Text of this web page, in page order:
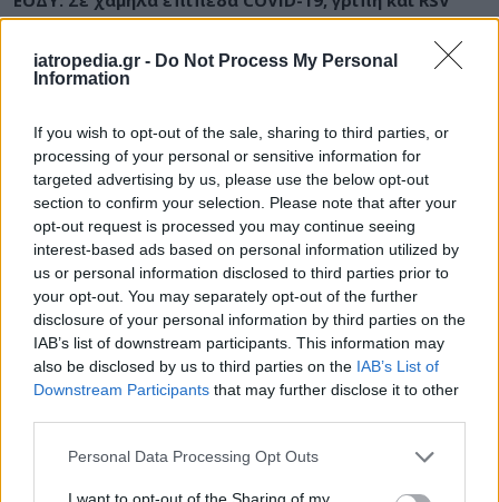
iatropedia.gr - Do Not Process My Personal
Information
If you wish to opt-out of the sale, sharing to third parties, or
processing of your personal or sensitive information for
targeted advertising by us, please use the below opt-out
section to confirm your selection. Please note that after your
opt-out request is processed you may continue seeing
interest-based ads based on personal information utilized by
us or personal information disclosed to third parties prior to
your opt-out. You may separately opt-out of the further
disclosure of your personal information by third parties on the
IAB’s list of downstream participants. This information may
also be disclosed by us to third parties on the IAB’s List of
Downstream Participants that may further disclose it to other
Personal Data Processing Opt Outs
I want to opt-out of the Sharing of my
Σαμοθράκη: Αγωνιώδης επιχείρηση διάσωσης
15χρονης – Τραυματίστηκε σε δύσβατο σημείο στη
Γριά Βάθρα
ΥΓΕΙΑ 06 Αυγούστου 2026 19:01
5 σοβαρές λοιμώξεις που μπορεί να πάθουμε από το
νερό σε πισίνες, λίμνες και ποτάμια – Μέτρα
προστασίας